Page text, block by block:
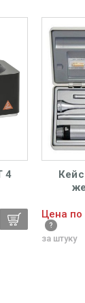
4
Цена по
за штуку